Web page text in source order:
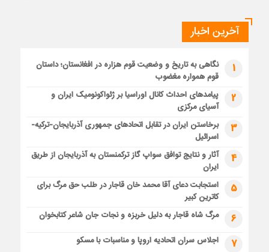
آخرین اخبار
1
نگاهی به تاریخ و وضعیت قوم هزاره در افغانستان؛ داستان
قوم همواره مغضوب
2
پیامدهای احداث کانال اوراسیا بر ژئواکونومیک ایران و
آسیای مرکزی
3
برخاستن ایران در تقابل اتحادهای جمهوری آذربایجان-ترکیه-
اسرائیل
4
آثار و نتایج توافق سواپ گاز ترکمنستان به آذربایجان از طریق
ایران
5
استجابت دعای آقا محمد خان قاجار در طلب حق مرگ برای
کاترین کبیر
6 مرگ شاه قاجار به دلیل خربزه و نجات جان شاعر کتابخوان
7 اجلاس سران اتحادیه اروپا و مناسبات با مسکو